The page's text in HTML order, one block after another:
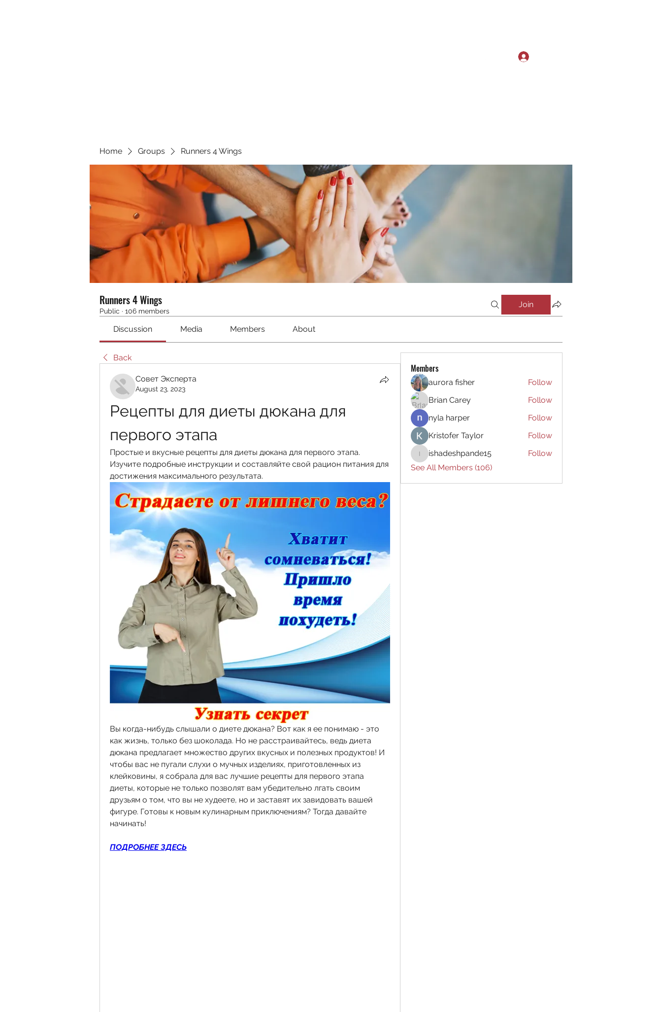
Home Groups Runners 4 Wings
Runners 4 Wings
Public · 106 members
Join
Discussion Media Members About
Back
Совет Эксперта
August 23, 2023
Рецепты для диеты дюкана для
первого этапа
Простые и вкусные рецепты для диеты дюкана для первого этапа.
Изучите подробные инструкции и составляйте свой рацион питания для
достижения максимального результата.
Вы когда-нибудь слышали о диете дюкана? Вот как я ее понимаю - это
как жизнь, только без шоколада. Но не расстраивайтесь, ведь диета
дюкана предлагает множество других вкусных и полезных продуктов! И
чтобы вас не пугали слухи о мучных изделиях, приготовленных из
клейковины, я собрала для вас лучшие рецепты для первого этапа
диеты, которые не только позволят вам убедительно лгать своим
друзьям о том, что вы не худеете, но и заставят их завидовать вашей
фигуре. Готовы к новым кулинарным приключениям? Тогда давайте
начинать!
ПОДРОБНЕЕ ЗДЕСЬ
Members
aurora fisher
Follow
Brian Carey
Follow
nyla harper
Follow
Kristofer Taylor
Follow
ishadeshpande15
ishadeshpande15
Follow
See All Members (106)